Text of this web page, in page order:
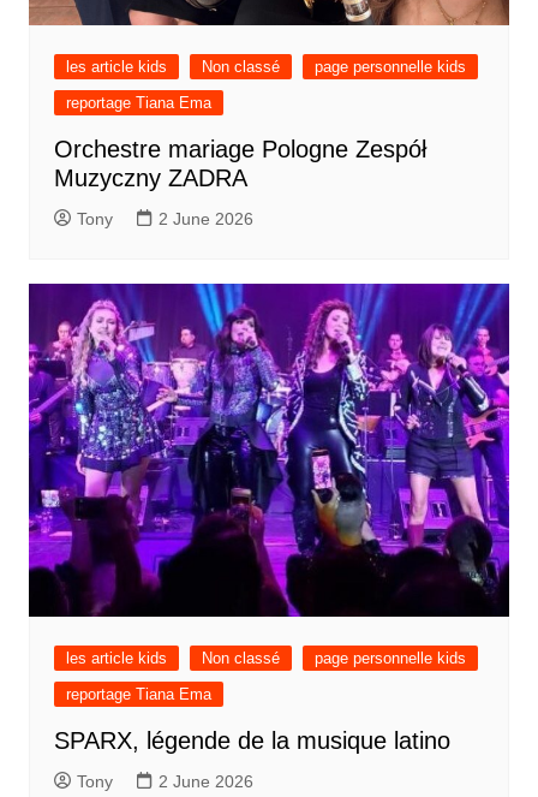
les article kids Non classé
page personnelle kids
reportage Tiana Ema
Orchestre mariage Pologne Zespół
Muzyczny ZADRA
Tony 2 June 2026
les article kids Non classé
page personnelle kids
reportage Tiana Ema
SPARX, légende de la musique latino
Tony 2 June 2026